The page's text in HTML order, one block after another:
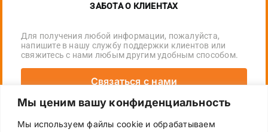
Мы ценим вашу конфиденциальность
Мы используем файлы cookie и обрабатываем
ЗАБОТА О КЛИЕНТАХ
Для получения любой информации, пожалуйста,
напишите в нашу службу поддержки клиентов или
свяжитесь с нами любым другим удобным способом.
Связаться с нами
+7 (495) 755-16-72